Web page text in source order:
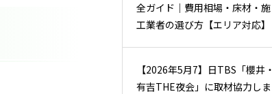
全ガイド｜費用相場・床材・施
工業者の選び方【エリア対応】
【2026年5月7】日TBS「櫻井・
有吉THE夜会」に取材協力しま